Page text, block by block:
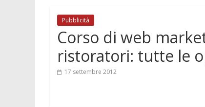
Pubblicità
Corso di web
ristoratori: tutte le
17 settembre 2012